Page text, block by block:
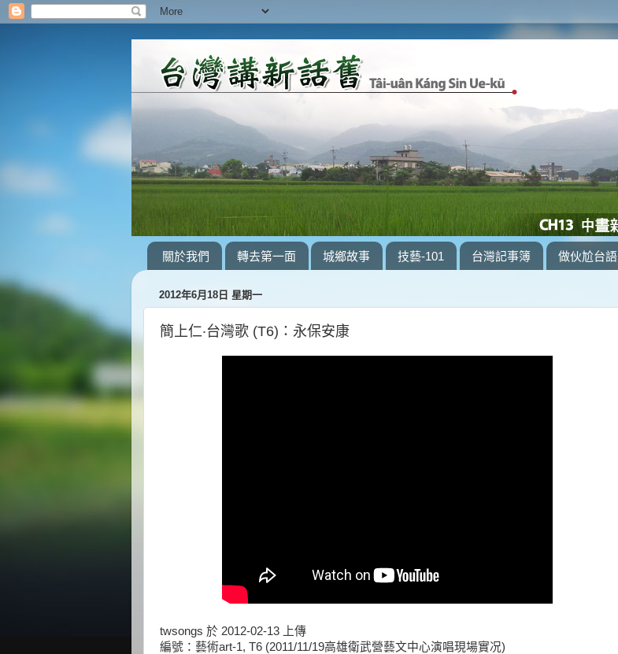
關於我們 轉去第一面 城鄉故事 技藝-101 台灣記事簿 做伙尬台語
2012年6月18日 星期一
簡上仁‧台灣歌 (T6)：永保安康
twsongs 於 2012-02-13 上傳
編號：藝術art-1, T6 (2011/11/19高雄衛武營藝文中心演唱現場實况)